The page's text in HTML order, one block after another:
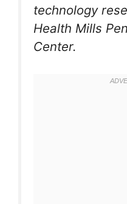
technology
Health Mills
Center.